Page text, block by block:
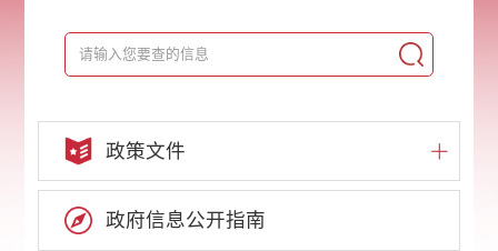
政策文件
政府信息公开指南